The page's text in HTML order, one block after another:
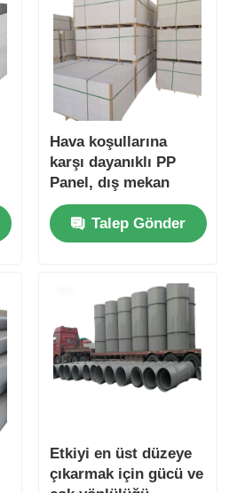
Hava koşullarına
karşı dayanıklı PP
Panel, dış mekan
ortamlarında
performans sağlamak
için dayanıklılık ve iyi
dayanıklılık için
tasarlanmıştır
Talep Gönder
Etkiyi en üst düzeye
çıkarmak için gücü ve